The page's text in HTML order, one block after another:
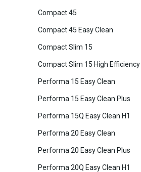
Compact 45
Compact 45 Easy Clean
Compact Slim 15
Compact Slim 15 High Efficiency
Performa 15 Easy Clean
Performa 15 Easy Clean Plus
Performa 15Q Easy Clean H1
Performa 20 Easy Clean
Performa 20 Easy Clean Plus
Performa 20Q Easy Clean H1